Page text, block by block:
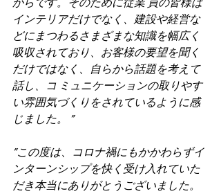
からです。そのために従業 員の皆様は
インテリアだけでなく、建設や経営な
どにまつわるさまざまな知識を幅広く
吸収されており、お客様の要望を聞く
だけではなく、自らから話題を考えて
話し、コ ミュニケーションの取りやす
い雰囲気づくりをされているように感
じました。 ”
”この度は、コロナ禍にもかかわらずイ
ンターンシップを快く受け入れていた
だき本当にありがとうございました。